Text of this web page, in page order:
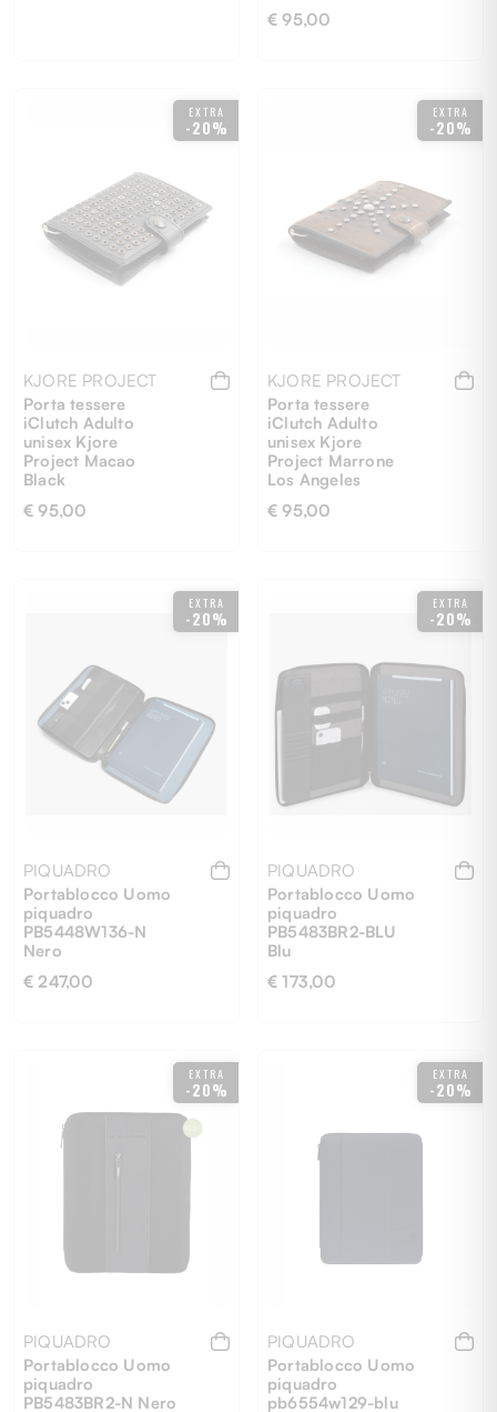
€ 95,00
EXTRA
-20%
KJORE PROJECT
Porta tessere
iClutch Adulto
unisex Kjore
Project Macao
Black
€ 95,00
EXTRA
-20%
KJORE PROJECT
Porta tessere
iClutch Adulto
unisex Kjore
Project Marrone
Los Angeles
€ 95,00
EXTRA
-20%
PIQUADRO
Portablocco Uomo
piquadro
PB5448W136-N
Nero
€ 247,00
EXTRA
-20%
PIQUADRO
Portablocco Uomo
piquadro
PB5483BR2-BLU
Blu
€ 173,00
EXTRA
-20%
PIQUADRO
Portablocco Uomo
piquadro
PB5483BR2-N Nero
EXTRA
-20%
PIQUADRO
Portablocco Uomo
piquadro
pb6554w129-blu